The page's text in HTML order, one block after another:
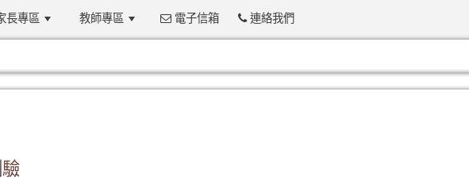
長專區 教師專區 電子信箱 連絡我們